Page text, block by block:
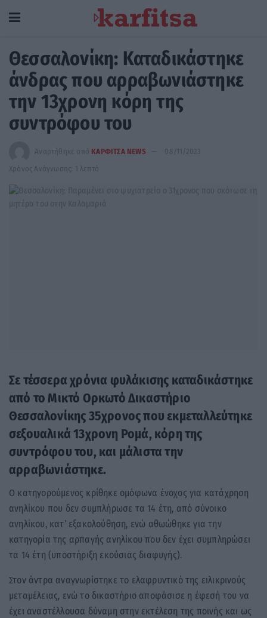
Θεσσαλονίκη: Καταδικάστηκε
άνδρας που αρραβωνιάστηκε
την 13χρονη κόρη της
συντρόφου του
Αναρτήθηκε από ΚΑΡΦΙΤΣΑ NEWS
08/11/2023
Χρόνος Ανάγνωσης: 1 λεπτό
Σε τέσσερα χρόνια φυλάκισης καταδικάστηκε
από το Μικτό Ορκωτό Δικαστήριο
Θεσσαλονίκης 35χρονος που εκμεταλλεύτηκε
σεξουαλικά 13χρονη Ρομά, κόρη της
συντρόφου του, και μάλιστα την
αρραβωνιάστηκε.
Ο κατηγορούμενος κρίθηκε ομόφωνα ένοχος για κατάχρηση
ανηλίκου που δεν συμπλήρωσε τα 14 έτη, από σύνοικο
ανηλίκου, κατ’ εξακολούθηση, ενώ αθωώθηκε για την
κατηγορία της αρπαγής ανηλίκου που δεν έχει συμπληρώσει
τα 14 έτη (υποστήριξη εκούσιας διαφυγής).
Στον άντρα αναγνωρίστηκε το ελαφρυντικό της ειλικρινούς
μεταμέλειας, ενώ το δικαστήριο αποφάσισε η έφεσή του να
έχει αναστέλλουσα δύναμη στην εκτέλεση της ποινής και ως